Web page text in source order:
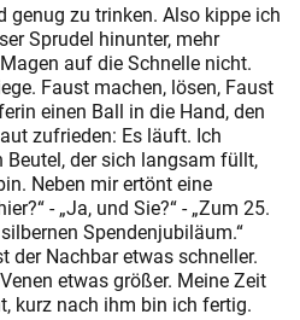
genug zu trinken. Also kippe ich
Sprudel hinunter, mehr
auf die Schnelle nicht.
Faust machen, lösen, Faust
einen Ball in die Hand, den
zufrieden: Es läuft. Ich
der sich langsam füllt,
Neben mir ertönt eine
- „Ja, und Sie?“ - „Zum 25.
Spendenjubiläum.“
der Nachbar etwas schneller.
etwas größer. Meine Zeit
kurz nach ihm bin ich fertig.